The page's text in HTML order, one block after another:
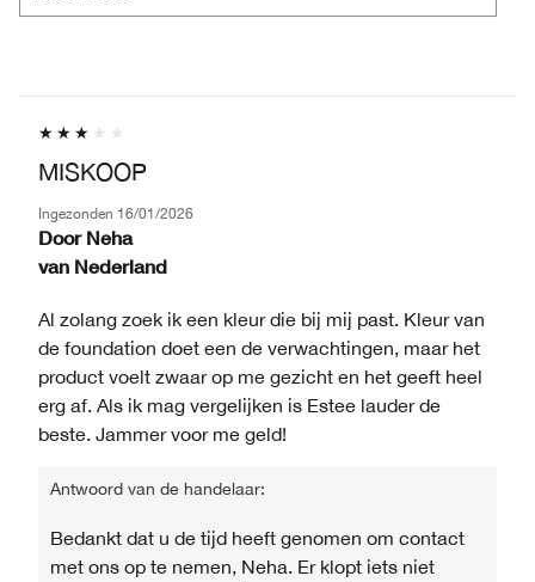
MISKOOP
Ingezonden 16/01/2026
Door Neha
van Nederland
Al zolang zoek ik een kleur die bij mij past. Kleur van
de foundation doet een de verwachtingen, maar het
product voelt zwaar op me gezicht en het geeft heel
erg af. Als ik mag vergelijken is Estee lauder de
beste. Jammer voor me geld!
Antwoord van de handelaar:
Bedankt dat u de tijd heeft genomen om contact
met ons op te nemen, Neha. Er klopt iets niet